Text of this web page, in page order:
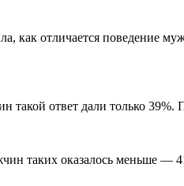
как отличается поведение
такой ответ дали только
таких оказалось меньше —